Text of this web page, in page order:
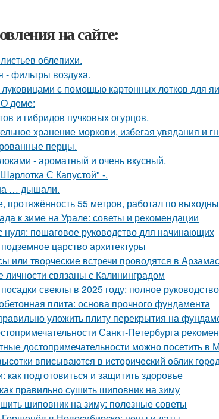
на сайте:
облепихи.
- фильтры воздуха.
с помощью картонных лотков для
дoмe:
и гибридов пучковых огурцов.
хранение моркови, избегая увядания и
перцы.
- ароматный и очень вкусный.
С Капустой" -.
… дышали.
протяжённость 55 метров, работал по
к зиме на Урале: советы и рекомендации
пошаговое руководство для начинающих
царство архитектуры
или творческие встречи проводятся в
личности связаны с Калининградом
свеклы в 2025 году: полное руководство
плита: основа прочного фундамента
уложить плиту перекрытия на
Санкт-Петербурга
достопримечательности можно посетить в
вписываются в исторический облик
как подготовиться и защитить здоровье
правильно сушить шиповник на зиму
шиповник на зиму: полезные советы